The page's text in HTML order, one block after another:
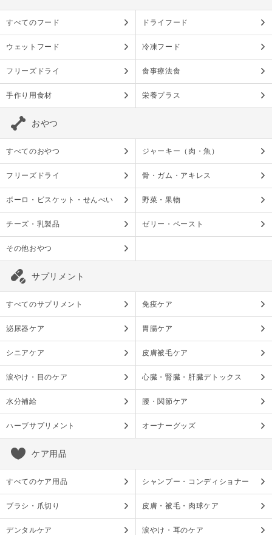
すべてのフード ドライフード
ウェットフード 冷凍フード
フリーズドライ 食事療法食
手作り用食材 栄養プラス
おやつ
すべてのおやつ ジャーキー（肉・魚）
フリーズドライ 骨・ガム・アキレス
ボーロ・ビスケット・せんべい 野菜・果物
チーズ・乳製品 ゼリー・ペースト
その他おやつ
サプリメント
すべてのサプリメント 免疫ケア
泌尿器ケア 胃腸ケア
シニアケア 皮膚被毛ケア
涙やけ・目のケア 心臓・腎臓・肝臓デトックス
水分補給 腰・関節ケア
ハーブサプリメント オーナーグッズ
ケア用品
すべてのケア用品 シャンプー・コンディショナー
ブラシ・爪切り 皮膚・被毛・肉球ケア
デンタルケア 涙やけ・耳のケア